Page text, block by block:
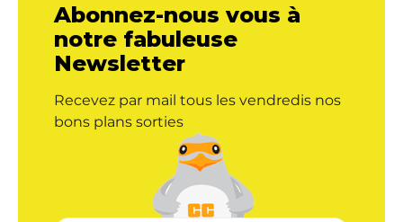
Abonnez-nous vous à
notre fabuleuse
Newsletter
Recevez par mail tous les vendredis nos
bons plans sorties